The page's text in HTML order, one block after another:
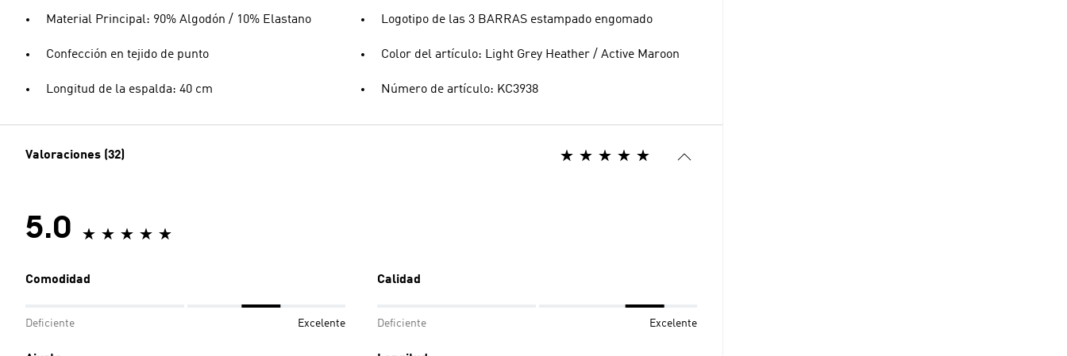
Material Principal: 90% Algodón / 10% Elastano
Confección en tejido de punto
Longitud de la espalda: 40 cm
Logotipo de las 3 BARRAS estampado engomado
Color del artículo: Light Grey Heather / Active Maroon
Número de artículo: KC3938
Valoraciones (32)
5.0
Comodidad
Deficiente Excelente
Calidad
Deficiente Excelente